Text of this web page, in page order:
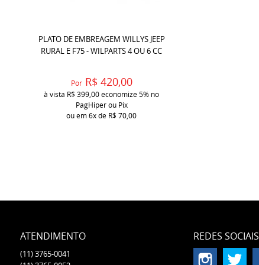
PLATO DE EMBREAGEM WILLYS JEEP
RURAL E F75 - WILPARTS 4 OU 6 CC
Por R$ 420,00
à vista R$ 399,00economize5% no
PagHiper ou Pix
ou em6xde R$ 70,00
ATENDIMENTO
(11)3765-0041
REDES SOCIAIS